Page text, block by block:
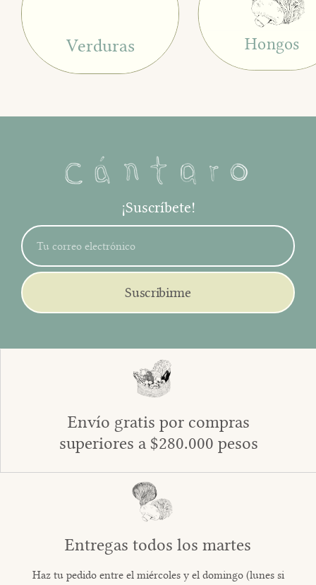
Verduras Hongos
¡Suscríbete!
Suscribirme
Envío gratis por compras
superiores a $280.000 pesos
Entregas todos los martes
Haz tu pedido entre el miércoles y el domingo (lunes si